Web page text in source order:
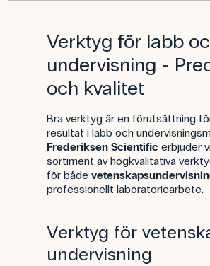
Verktyg för labb
undervisning -
och kvalitet
Bra verktyg är en förutsättning
resultat i labb och
Frederiksen Scientificerbjuder
sortiment av högkvalitativa
för både
professionellt laboratoriearbete.
Verktyg för
undervisning